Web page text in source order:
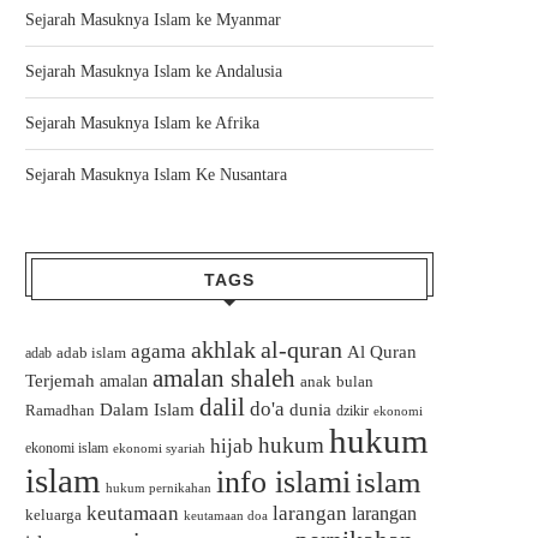
Sejarah Masuknya Islam ke Myanmar
Sejarah Masuknya Islam ke Andalusia
Sejarah Masuknya Islam ke Afrika
Sejarah Masuknya Islam Ke Nusantara
TAGS
adab adab islam agama akhlakal-quran Al Quran
Terjemah amalan amalan shaleh anak bulan
Ramadhan Dalam Islam dalil do'a dunia dzikir ekonomi
ekonomi islam ekonomi syariah hijab hukum hukum
islam hukum pernikahan info islamiislam
keluarga keutamaan keutamaan doa larangan larangan